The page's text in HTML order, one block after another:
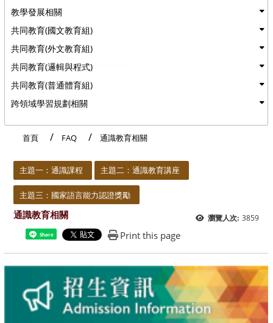
教學發展相關
共同教育(國文教育組)
共同教育(外文教育組)
共同教育(邏輯與程式)
共同教育(普通體育組)
跨領域學習規劃相關
首頁 FAQ 通識教育相關
主題一：通識課程 主題二：通識教育講座
主題三：國家語言能力認證獎勵
瀏覽人次: 3859
通識教育相關
Share Print this page